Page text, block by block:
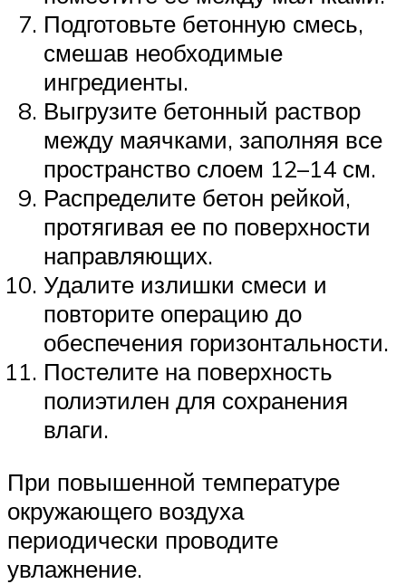
Подготовьте бетонную смесь,
смешав необходимые
ингредиенты.
Выгрузите бетонный раствор
между маячками, заполняя все
пространство слоем 12–14 см.
Распределите бетон рейкой,
протягивая ее по поверхности
направляющих.
Удалите излишки смеси и
повторите операцию до
обеспечения горизонтальности.
Постелите на поверхность
полиэтилен для сохранения
влаги.
При повышенной температуре
окружающего воздуха
периодически проводите
увлажнение.